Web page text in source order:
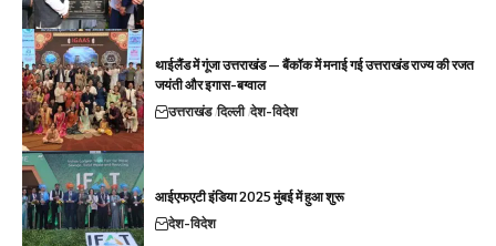
थाईलैंड में गूंजा उत्तराखंड — बैंकॉक में मनाई गई उत्तराखंड राज्य की रजत
जयंती और इगास-बग्वाल
उत्तराखंड दिल्ली देश-विदेश
आईएफएटी इंडिया 2025 मुंबई में हुआ शुरू
देश-विदेश